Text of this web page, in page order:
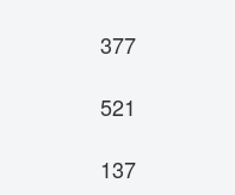
377
521
137